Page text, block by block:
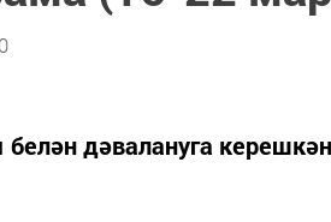
дәвалануга